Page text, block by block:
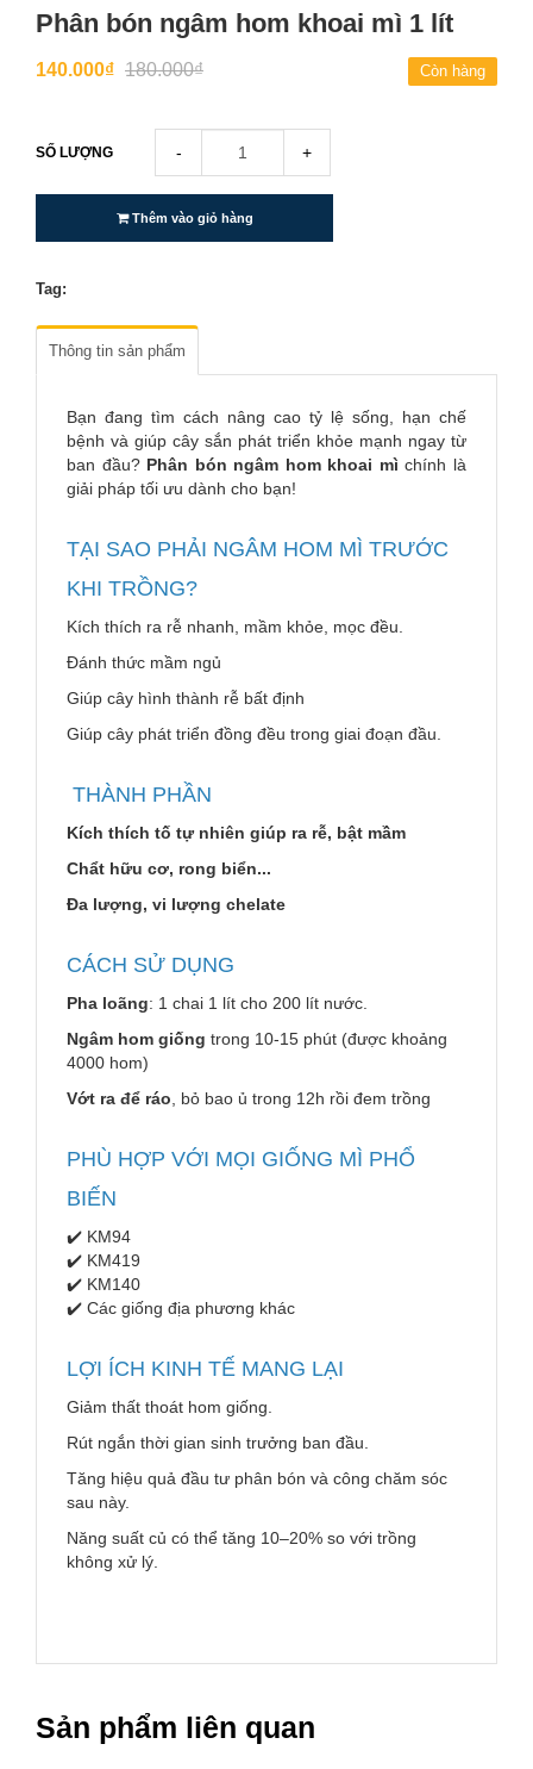
Phân bón ngâm hom khoai mì 1 lít
140.000₫ 180.000₫ Còn hàng
SỐ LƯỢNG - +
Thêm vào giỏ hàng
Tag:
Thông tin sản phẩm
Bạn đang tìm cách nâng cao tỷ lệ sống, hạn chế
bệnh và giúp cây sắn phát triển khỏe mạnh ngay từ
ban đầu? Phân bón ngâm hom khoai mì chính là
giải pháp tối ưu dành cho bạn!
TẠI SAO PHẢI NGÂM HOM MÌ TRƯỚC
KHI TRỒNG?
Kích thích ra rễ nhanh, mầm khỏe, mọc đều.
Đánh thức mầm ngủ
Giúp cây hình thành rễ bất định
Giúp cây phát triển đồng đều trong giai đoạn đầu.
THÀNH PHẦN
Kích thích tố tự nhiên giúp ra rễ, bật mầm
Chẩt hữu cơ, rong biển...
Đa lượng, vi lượng chelate
CÁCH SỬ DỤNG
Pha loãng: 1 chai 1 lít cho 200 lít nước.
Ngâm hom giống trong 10-15 phút (được khoảng
4000 hom)
Vớt ra để ráo , bỏ bao ủ trong 12h rồi đem trồng
PHÙ HỢP VỚI MỌI GIỐNG MÌ PHỔ
BIẾN
✔️ KM94
✔️ KM419
✔️ KM140
✔️ Các giống địa phương khác
LỢI ÍCH KINH TẾ MANG LẠI
Giảm thất thoát hom giống.
Rút ngắn thời gian sinh trưởng ban đầu.
Tăng hiệu quả đầu tư phân bón và công chăm sóc
sau này.
Năng suất củ có thể tăng 10–20% so với trồng
không xử lý.
Sản phẩm liên quan